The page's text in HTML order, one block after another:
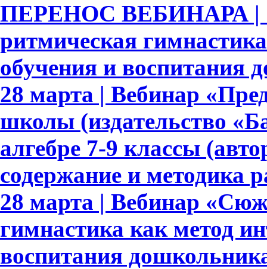
ПЕРЕНОС ВЕБИНАРА |
ритмическая
обучения и воспитания
28 марта | Вебинар
школы (издательство
алгебре 7-9 классы
содержание и методика
28 марта | Вебинар
гимнастика как метод
воспитания